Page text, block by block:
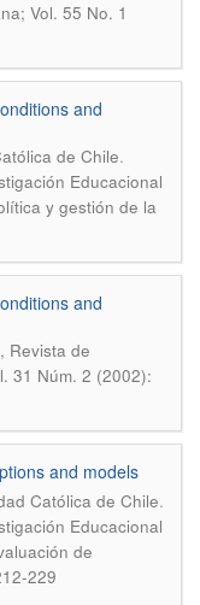
Vol. 55 No. 1
and
de Chile.
Educacional
y gestión de la
and
Revista de
31 Núm. 2 (2002):
and models
Católica de Chile.
Educacional
de
229